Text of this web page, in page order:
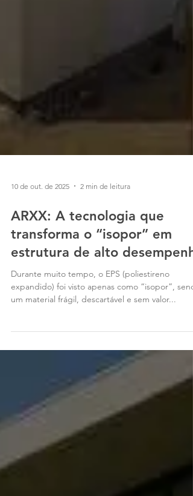
10 de out. de 2025 2 min de leitura
ARXX: A tecnologia que
transforma o “isopor” em
estrutura de alto
expandido) foi visto apenas como “isopor”,